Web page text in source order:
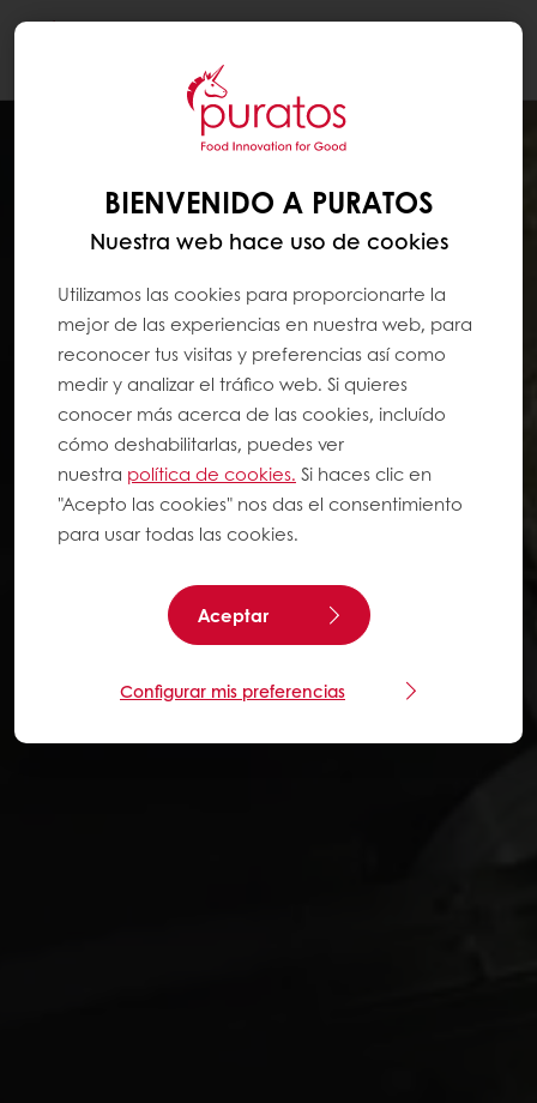
BIENVENIDO A PURATOS
Nuestra web hace uso de cookies
Utilizamos las cookies para proporcionarte la
mejor de las experiencias en nuestra web, para
reconocer tus visitas y preferencias así como
medir y analizar el tráfico web. Si quieres
conocer más acerca de las cookies, incluído
cómo deshabilitarlas, puedes ver
nuestra política de cookies. Si haces clic en
"Acepto las cookies" nos das el consentimiento
para usar todas las cookies.
Aceptar
Configurar mis preferencias